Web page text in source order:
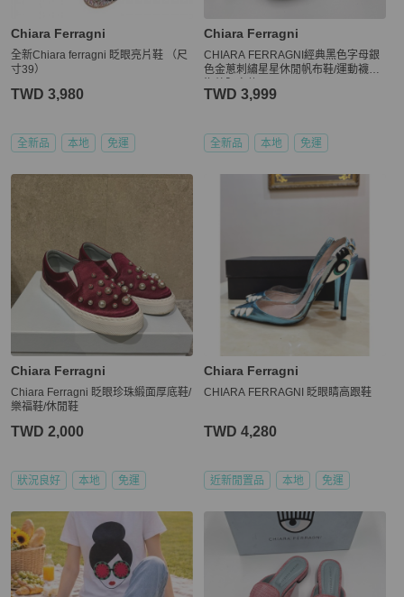
Chiara Ferragni
全新Chiara ferragni 眨眼亮片鞋 （尺
寸39）
TWD 3,980
全新品 本地 免運
Chiara Ferragni
CHIARA FERRAGNI經典黑色字母銀
色金蔥刺繡星星休閒帆布鞋/運動襪靴
TWD 3,999
全新品 本地 免運
Chiara Ferragni
Chiara Ferragni 眨眼珍珠緞面厚底鞋/
樂福鞋/休閒鞋
TWD 2,000
狀況良好 本地 免運
Chiara Ferragni
CHIARA FERRAGNI 眨眼睛高跟鞋
TWD 4,280
近新閒置品 本地 免運